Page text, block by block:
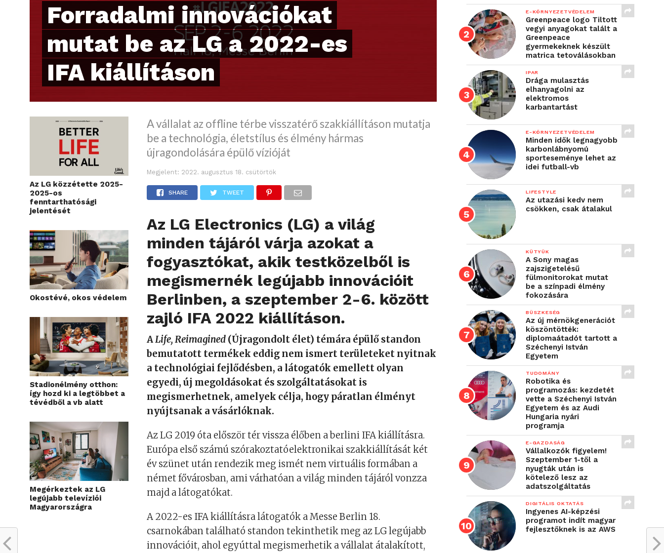
Forradalmi innovációkat
mutat be az LG a 2022-es
IFA kiállításon
Az LG közzétette 2025-
2025-os
fenntarthatósági
jelentését
Okostévé, okos védelem
Stadionélmény otthon:
így hozd ki a legtöbbet a
tévédből a vb alatt
Megérkeztek az LG
legújabb televíziói
Magyarországra
A vállalat az offline térbe visszatérő szakkiállításon mutatja
be a technológia, életstílus és élmény hármas
újragondolására épülő vízióját
Megjelent: 2022. augusztus 18. csütörtök
SHARE TWEET
Az LG Electronics (LG) a világ
minden tájáról várja azokat a
fogyasztókat, akik testközelből is
megismernék legújabb innovációit
Berlinben, a szeptember 2-6. között
zajló IFA 2022 kiállításon.
ALife, Reimagined (Újragondolt élet) témára épülő standon
bemutatott termékek eddig nem ismert területeket nyitnak
a technológiai fejlődésben, a látogatók emellett olyan
egyedi, új megoldásokat és szolgáltatásokat is
megismerhetnek, amelyek célja, hogy páratlan élményt
nyújtsanak a vásárlóknak.
Az LG 2019 óta először tér vissza élőben a berlini IFA kiállításra.
Európa első számú szórakoztatóelektronikai szakkiállítását két
év szünet után rendezik meg ismét nem virtuális formában a
német fővárosban, ami várhatóan a világ minden tájáról vonzza
majd a látogatókat.
A 2022-es IFA kiállításra látogatók a Messe Berlin 18.
csarnokában található standon tekinthetik meg az LG legújabb
innovációit, ahol egyúttal megismerhetik a vállalat átalakított,
E-KÖRNYEZETVÉDELEM
Greenpeace logo Tiltott
vegyi anyagokat talált a
Greenpeace
gyermekeknek készült
matrica tetoválásokban
IPAR
Drága mulasztás
elhanyagolni az
elektromos
karbantartást
E-KÖRNYEZETVÉDELEM
Minden idők legnagyobb
karbonlábnyomú
sporteseménye lehet az
idei futball-vb
LIFESTYLE
Az utazási kedv nem
csökken, csak átalakul
KÜTYÜK
A Sony magas
zajszigetelésű
fülmonitorokat mutat
be a színpadi élmény
fokozására
BÜSZKESÉG
Az új mérnökgenerációt
köszöntötték:
diplomaátadót tartott a
Széchenyi István
Egyetem
TUDOMÁNY
Robotika és
programozás: kezdetét
vette a Széchenyi István
Egyetem és az Audi
Hungaria nyári
programja
E-GAZDASÁG
Vállalkozók figyelem!
Szeptember 1-től a
nyugták után is
kötelező lesz az
adatszolgáltatás
DIGITÁLIS OKTATÁS
Ingyenes AI-képzési
programot indít magyar
fejlesztőknek is az AWS